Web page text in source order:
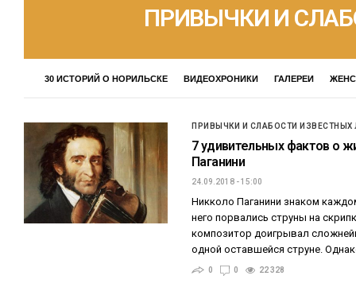
ПРИВЫЧКИ И
30 ИСТОРИЙ О НОРИЛЬСКЕ ВИДЕОХРОНИКИ ГАЛЕРЕИ
ПРИВЫЧКИ И СЛАБОСТИ
7 удивительных фактов о
Паганини
24.09.2018 - 15:00
Никколо Паганини знаком
него порвались струны на
композитор доигрывал
одной оставшейся струне.
0 0 22 328